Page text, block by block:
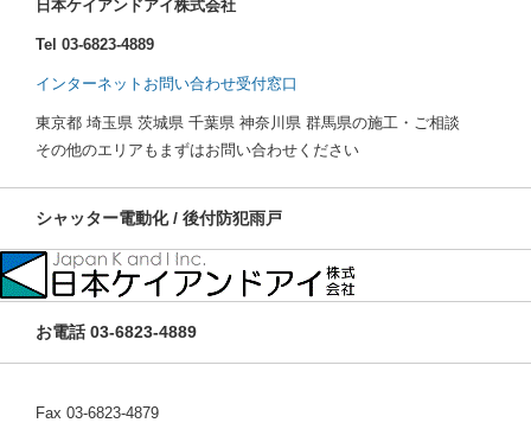
日本ケイアンドアイ株式会社
Tel 03-6823-4889
インターネットお問い合わせ受付窓口
東京都 埼玉県 茨城県 千葉県 神奈川県 群馬県の施工・ご相談
その他のエリアもまずはお問い合わせください
シャッター電動化 / 後付防犯雨戸
お電話 03-6823-4889
Fax 03-6823-4879